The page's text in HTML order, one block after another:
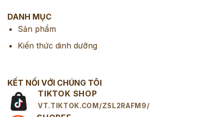
DANH MỤC
Sản phẩm
Kiến thức dinh dưỡng
KẾT NỐI VỚI CHÚNG TÔI
TIKTOK SHOP
VT.TIKTOK.COM/ZSL2RAFM9/